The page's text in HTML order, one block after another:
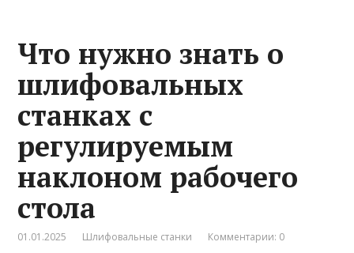
Что нужно знать о
шлифовальных
станках с
регулируемым
наклоном рабочего
стола
01.01.2025 Шлифовальные станки Комментарии: 0